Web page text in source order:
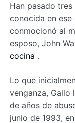
Han pasado tres
conocida en ese
conmocionó al
esposo, John
cocina .
Lo que
venganza, Gallo
de años de
junio de 1993,